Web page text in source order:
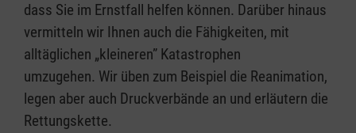
dass Sie im Ernstfall helfen können. Darüber hinaus
vermitteln wir Ihnen auch die Fähigkeiten, mit
alltäglichen „kleineren” Katastrophen
umzugehen. Wir üben zum Beispiel die Reanimation,
legen aber auch Druckverbände an und erläutern die
Rettungskette.